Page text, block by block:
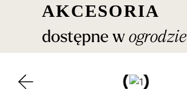
akcesoria
dostępne wogrodzie